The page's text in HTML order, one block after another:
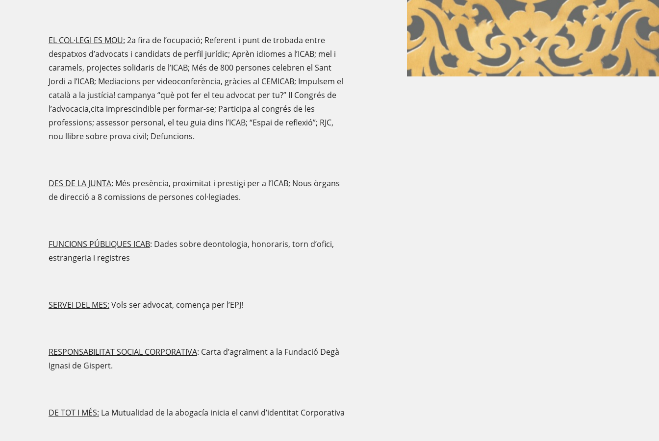
EL COL·LEGI ES MOU: 2a fira de l’ocupació; Referent i punt de trobada entre
despatxos d’advocats i candidats de perfil jurídic; Aprèn idiomes a l’ICAB; mel i
caramels, projectes solidaris de l’ICAB; Més de 800 persones celebren el Sant
Jordi a l’ICAB; Mediacions per videoconferència, gràcies al CEMICAB; Impulsem el
català a la justícia! campanya “què pot fer el teu advocat per tu?” II Congrés de
l’advocacia,cita imprescindible per formar-se; Participa al congrés de les
professions; assessor personal, el teu guia dins l’ICAB; “Espai de reflexió”; RJC,
nou llibre sobre prova civil; Defuncions.
DES DE LA JUNTA: Més presència, proximitat i prestigi per a l’ICAB; Nous òrgans
de direcció a 8 comissions de persones col·legiades.
FUNCIONS PÚBLIQUES ICAB: Dades sobre deontologia, honoraris, torn d’ofici,
estrangeria i registres
SERVEI DEL MES: Vols ser advocat, comença per l’EPJ!
RESPONSABILITAT SOCIAL CORPORATIVA: Carta d’agraïment a la Fundació Degà
Ignasi de Gispert.
DE TOT I MÉS: La Mutualidad de la abogacía inicia el canvi d’identitat Corporativa